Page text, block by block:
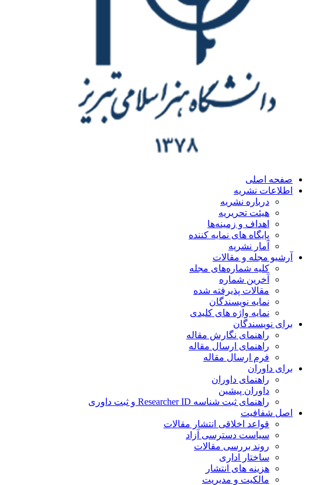
صفحه اصلی
اطلاعات نشریه
درباره نشریه
هیئت تحریریه
اهداف و زمینه‌ها
پایگاه های نمایه کننده
آمار نشریه
آرشیو مجله و مقالات
کلیه شماره‌های مجله
آخرین شماره
مقالات پذیرفته شده
نمایه نویسندگان
نمایه واژه های کلیدی
برای نویسندگان
راهنمای نگارش مقاله
راهنمای ارسال مقاله
فرم ارسال مقاله
برای داوران
راهنمای داوران
داوران پیشین
راهنمای ثبت شناسه Researcher ID و ثبت داوری
اصل شفافیت
قواعد اخلاقی انتشار مقالات
سیاست دسترسی آزاد
روند بررسی مقالات
ساختار اداری
هزینه های انتشار
مالکیت و مدیریت